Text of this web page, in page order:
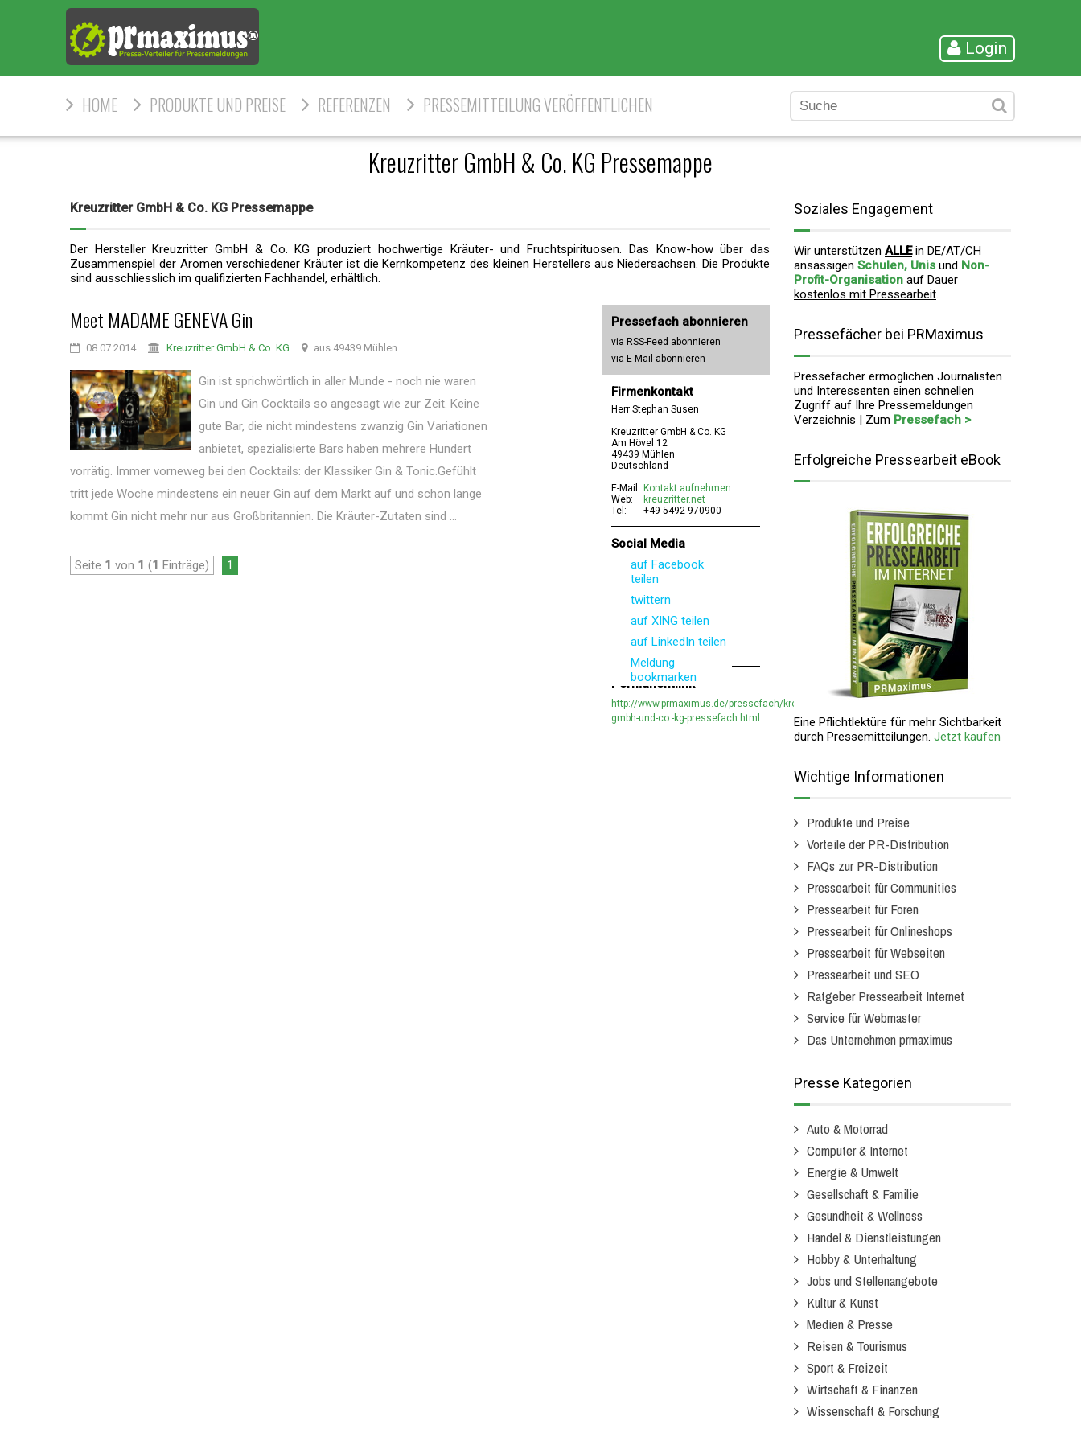
Login
HOME PRODUKTE UND PREISE REFERENZEN PRESSEMITTEILUNG VERÖFFENTLICHEN
Kreuzritter GmbH & Co. KG Pressemappe
Kreuzritter GmbH & Co. KG Pressemappe
Der Hersteller Kreuzritter GmbH & Co. KG produziert hochwertige Kräuter- und Fruchtspirituosen. Das Know-how über das
Zusammenspiel der Aromen verschiedener Kräuter ist die Kernkompetenz des kleinen Herstellers aus Niedersachsen. Die Produkte
sind ausschliesslich im qualifizierten Fachhandel, erhältlich.
Meet MADAME GENEVA Gin
08.07.2014 Kreuzritter GmbH & Co. KG aus 49439 Mühlen
Gin ist sprichwörtlich in aller Munde - noch nie waren
Gin und Gin Cocktails so angesagt wie zur Zeit. Keine
gute Bar, die nicht mindestens zwanzig Gin Variationen
anbietet, spezialisierte Bars haben mehrere Hundert
vorrätig. Immer vorneweg bei den Cocktails: der Klassiker Gin & Tonic.Gefühlt
tritt jede Woche mindestens ein neuer Gin auf dem Markt auf und schon lange
kommt Gin nicht mehr nur aus Großbritannien. Die Kräuter-Zutaten sind ...
Seite 1 von 1 (1 Einträge) 1
Pressefach abonnieren
via RSS-Feed abonnieren
via E-Mail abonnieren
Firmenkontakt
Herr Stephan Susen
Kreuzritter GmbH & Co. KG
Am Hövel 12
49439 Mühlen
Deutschland
E-Mail: Kontakt aufnehmen
Web:
kreuzritter.net
Tel:
+49 5492 970900
Social Media
auf Facebook
teilen
twittern
auf XING teilen
auf LinkedIn teilen
Meldung
bookmarken
Permanentlink
http://www.prmaximus.de/pressefach/kreuzritter-
gmbh-und-co.-kg-pressefach.html
Soziales Engagement
Wir unterstützen ALLEin DE/AT/CH
ansässigen Schulen, Unis und Non-
Profit-Organisation auf Dauer
kostenlos mit Pressearbeit.
Pressefächer bei PRMaximus
Pressefächer ermöglichen Journalisten
und Interessenten einen schnellen
Zugriff auf Ihre Pressemeldungen
Verzeichnis | Zum Pressefach >
Erfolgreiche Pressearbeit eBook
Eine Pflichtlektüre für mehr Sichtbarkeit
durch Pressemitteilungen. Jetzt kaufen
Wichtige Informationen
Produkte und Preise
Vorteile der PR-Distribution
FAQs zur PR-Distribution
Pressearbeit für Communities
Pressearbeit für Foren
Pressearbeit für Onlineshops
Pressearbeit für Webseiten
Pressearbeit und SEO
Ratgeber Pressearbeit Internet
Service für Webmaster
Das Unternehmen prmaximus
Presse Kategorien
Auto & Motorrad
Computer & Internet
Energie & Umwelt
Gesellschaft & Familie
Gesundheit & Wellness
Handel & Dienstleistungen
Hobby & Unterhaltung
Jobs und Stellenangebote
Kultur & Kunst
Medien & Presse
Reisen & Tourismus
Sport & Freizeit
Wirtschaft & Finanzen
Wissenschaft & Forschung